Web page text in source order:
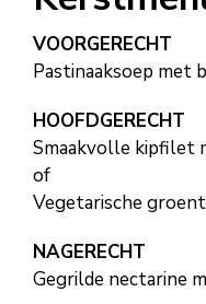
VOORGERECHT
Pastinaaksoep met
HOOFDGERECHT
Smaakvolle kipfilet
of
Vegetarische
NAGERECHT
Gegrilde nectarine